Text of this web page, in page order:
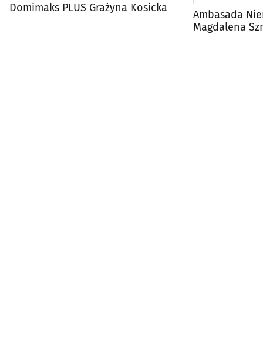
Domimaks PLUS Grażyna Kosicka
Ambasada
Magdalena